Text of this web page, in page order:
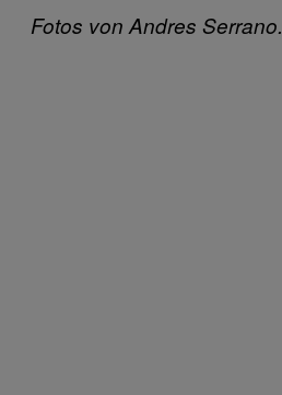
Fotos von Andres Serrano.